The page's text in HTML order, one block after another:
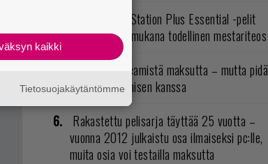
Elokuun PlayStation Plus Essential -pelit
ilmestyivät – mukana todellinen mestariteos
Loistopeli Steamistä maksutta – mutta pidä
kiirettä lataamisen kanssa
Rakastettu pelisarja täyttää 25 vuotta –
vuonna 2012 julkaistu osa ilmaiseksi pc:lle,
muita osia voi testailla maksutta
kaikki
Tietosuojakäytäntömme